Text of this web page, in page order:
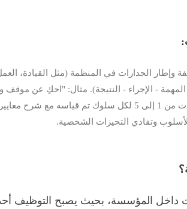
وإطار الجدارات في المنظمة (مثل القيادة،
التقييم.
وتفادي التحيزات الشخصية.
داخل المؤسسة، بحيث يصبح التوظيف